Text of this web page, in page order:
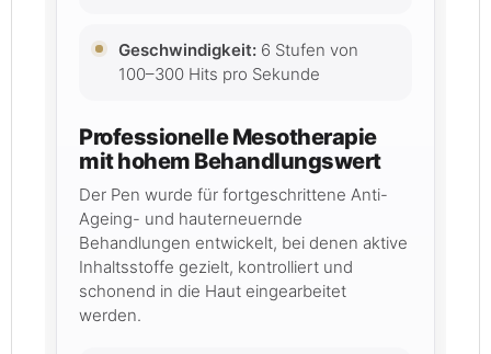
Geschwindigkeit: 6 Stufen von
100–300 Hits pro Sekunde
Professionelle Mesotherapie
mit hohem Behandlungswert
Der Pen wurde für fortgeschrittene Anti-
Ageing- und hauterneuernde
Behandlungen entwickelt, bei denen aktive
Inhaltsstoffe gezielt, kontrolliert und
schonend in die Haut eingearbeitet
werden.